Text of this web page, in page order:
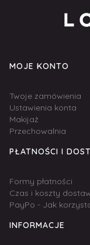
Linki w stopce
MOJE KONTO
Twoje zamówienia
Ustawienia konta
Makijaż
Przechowalnia
PŁATNOŚCI I
Formy płatności
Czas i koszty
PayPo - Jak
INFORMACJE